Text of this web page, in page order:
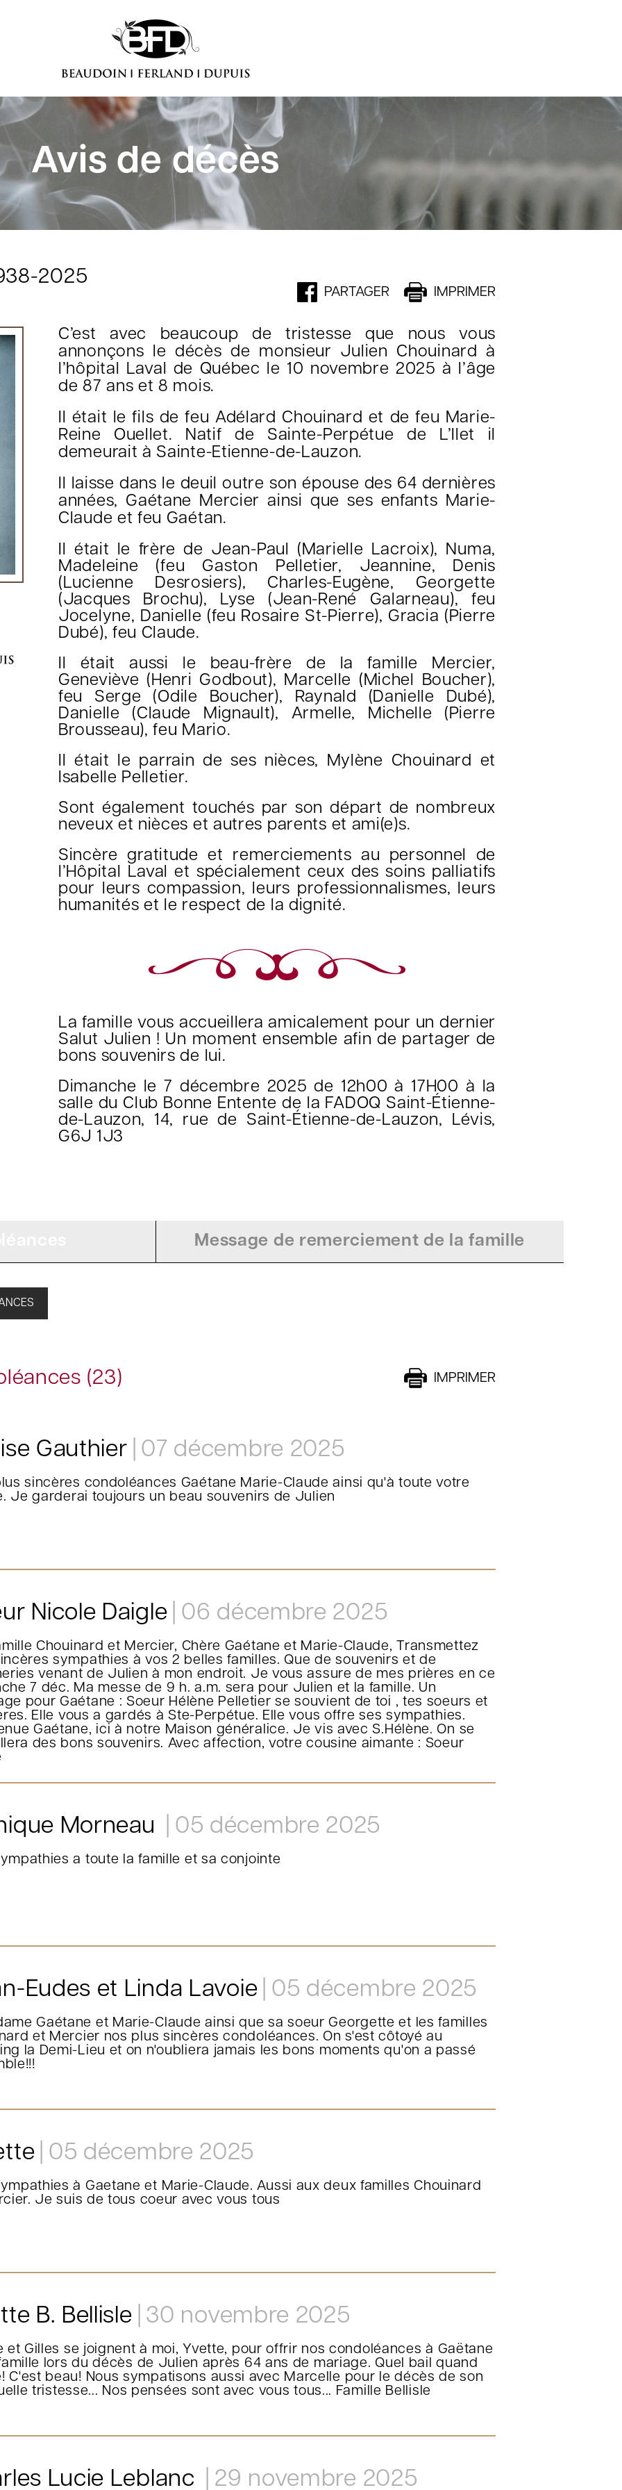
Avis de décès
2025
PARTAGER IMPRIMER
C’est avec beaucoup de tristesse que nous vous
annonçons le décès de monsieur Julien Chouinard à
l’hôpital Laval de Québec le 10 novembre 2025 à l’âge
de 87 ans et 8 mois.
Il était le fils de feu Adélard Chouinard et de feu Marie-
Reine Ouellet. Natif de Sainte-Perpétue de L’Ilet il
demeurait à Sainte-Etienne-de-Lauzon.
Il laisse dans le deuil outre son épouse des 64 dernières
années, Gaétane Mercier ainsi que ses enfants Marie-
Claude et feu Gaétan.
Il était le frère de Jean-Paul (Marielle Lacroix), Numa,
Madeleine (feu Gaston Pelletier, Jeannine, Denis
(Lucienne Desrosiers), Charles-Eugène, Georgette
(Jacques Brochu), Lyse (Jean-René Galarneau), feu
Jocelyne, Danielle (feu Rosaire St-Pierre), Gracia (Pierre
Dubé), feu Claude.
Il était aussi le beau-frère de la famille Mercier,
Geneviève (Henri Godbout), Marcelle (Michel Boucher),
feu Serge (Odile Boucher), Raynald (Danielle Dubé),
Danielle (Claude Mignault), Armelle, Michelle (Pierre
Brousseau), feu Mario.
Il était le parrain de ses nièces, Mylène Chouinard et
Isabelle Pelletier.
Sont également touchés par son départ de nombreux
neveux et nièces et autres parents et ami(e)s.
Sincère gratitude et remerciements au personnel de
l’Hôpital Laval et spécialement ceux des soins palliatifs
pour leurs compassion, leurs professionnalismes, leurs
humanités et le respect de la dignité.
La famille vous accueillera amicalement pour un dernier
Salut Julien ! Un moment ensemble afin de partager de
bons souvenirs de lui.
Dimanche le 7 décembre 2025 de 12h00 à 17H00 à la
salle du Club Bonne Entente de la FADOQ Saint-Étienne-
de-Lauzon, 14, rue de Saint-Étienne-de-Lauzon, Lévis,
G6J 1J3
Message de remerciement de la famille
(23) IMPRIMER
Gauthier 07 décembre 2025
sincères condoléances Gaétane Marie-Claude ainsi qu'à toute votre
Je garderai toujours un beau souvenirs de Julien
Nicole Daigle 06 décembre 2025
Chouinard et Mercier, Chère Gaétane et Marie-Claude, Transmettez
sympathies à vos 2 belles familles. Que de souvenirs et de
venant de Julien à mon endroit. Je vous assure de mes prières en ce
7 déc. Ma messe de 9 h. a.m. sera pour Julien et la famille. Un
pour Gaétane : Soeur Hélène Pelletier se souvient de toi , tes soeurs et
Elle vous a gardés à Ste-Perpétue. Elle vous offre ses sympathies.
Gaétane, ici à notre Maison généralice. Je vis avec S.Hélène. On se
des bons souvenirs. Avec affection, votre cousine aimante : Soeur
Morneau 05 décembre 2025
a toute la famille et sa conjointe
Eudes et Linda Lavoie 05 décembre 2025
Gaétane et Marie-Claude ainsi que sa soeur Georgette et les familles
et Mercier nos plus sincères condoléances. On s'est côtoyé au
la Demi-Lieu et on n'oubliera jamais les bons moments qu'on a passé
05 décembre 2025
à Gaetane et Marie-Claude. Aussi aux deux familles Chouinard
Je suis de tous coeur avec vous tous
B. Bellisle 30 novembre 2025
et Gilles se joignent à moi, Yvette, pour offrir nos condoléances à Gaëtane
lors du décès de Julien après 64 ans de mariage. Quel bail quand
C'est beau! Nous sympatisons aussi avec Marcelle pour le décès de son
tristesse... Nos pensées sont avec vous tous... Famille Bellisle
Lucie Leblanc 29 novembre 2025